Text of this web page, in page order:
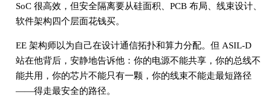
SoC 很高效，但安全隔离要从硅面积、PCB 布局、线束设计、
软件架构四个层面花钱买。
EE 架构师以为自己在设计通信拓扑和算力分配。但 ASIL-D
站在他背后，安静地告诉他：你的电源不能共享，你的总线不
能共用，你的芯片不能只有一颗，你的线束不能走最短路径
——得走最安全的路径。